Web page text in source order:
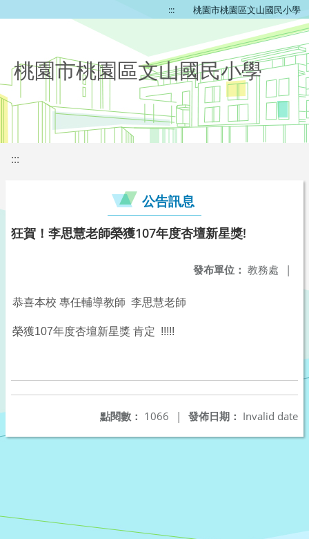
::: 桃園市桃園區文山國民小學
桃園市桃園區文山國民小學
:::
公告訊息
狂賀！李思慧老師榮獲107年度杏壇新星獎!
發布單位： 教務處 |
恭喜本校 專任輔導教師 李思慧老師
榮獲107年度杏壇新星獎 肯定 !!!!!
發佈日期： Invalid date
點閱數： 1066 |